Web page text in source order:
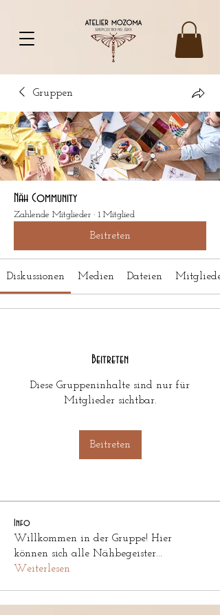
Gruppen
Näh Community
Zahlende Mitglieder · 1 Mitglied
Beitreten
Diskussionen Medien Dateien
Beitreten
Diese Gruppeninhalte sind nur für
Mitglieder sichtbar.
Beitreten
Info
Willkommen in der Gruppe! Hier
können sich alle Nähbegeister...
Weiterlesen